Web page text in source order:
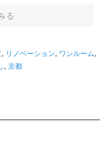
る
, リノベーション, ワンルーム,
, 京都